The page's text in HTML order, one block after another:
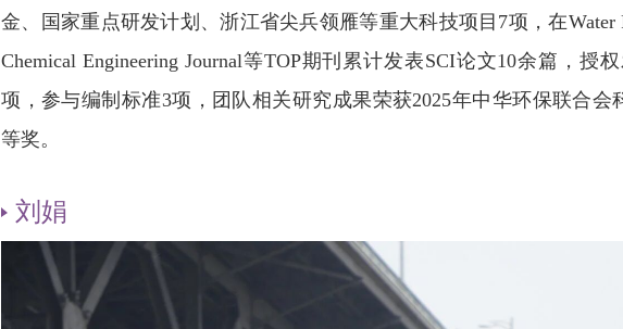
金、国家重点研发计划、浙江省尖兵领雁等重大科技项目7项，在Water
Chemical Engineering Journal等TOP期刊累计发表SCI论文10余篇，授
项，参与编制标准3项，团队相关研究成果荣获2025年中华环保联合会
等奖。
刘娟